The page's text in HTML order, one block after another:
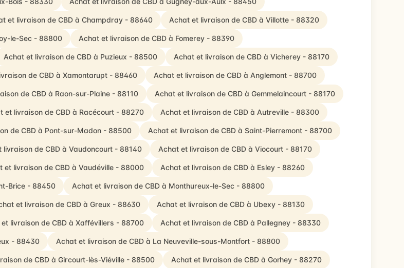
et livraison de CBD à Champdray - 88640 Achat et livraison de CBD à Villotte - 88320
le-Sec - 88800 Achat et livraison de CBD à Fomerey - 88390
Achat et livraison de CBD à Puzieux - 88500 Achat et livraison de CBD à Vicherey - 88170
de CBD à Xamontarupt - 88460 Achat et livraison de CBD à Anglemont - 88700
de CBD à Raon-sur-Plaine - 88110 Achat et livraison de CBD à Gemmelaincourt - 88170
et livraison de CBD à Racécourt - 88270 Achat et livraison de CBD à Autreville - 88300
de CBD à Pont-sur-Madon - 88500 Achat et livraison de CBD à Saint-Pierremont - 88700
livraison de CBD à Vaudoncourt - 88140 Achat et livraison de CBD à Viocourt - 88170
et livraison de CBD à Vaudéville - 88000 Achat et livraison de CBD à Esley - 88260
Brice - 88450 Achat et livraison de CBD à Monthureux-le-Sec - 88800
et livraison de CBD à Greux - 88630 Achat et livraison de CBD à Ubexy - 88130
livraison de CBD à Xaffévillers - 88700 Achat et livraison de CBD à Pallegney - 88330
- 88430 Achat et livraison de CBD à La Neuveville-sous-Montfort - 88800
de CBD à Gircourt-lès-Viéville - 88500 Achat et livraison de CBD à Gorhey - 88270